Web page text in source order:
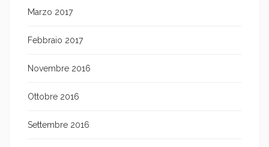
Marzo 2017
Febbraio 2017
Novembre 2016
Ottobre 2016
Settembre 2016